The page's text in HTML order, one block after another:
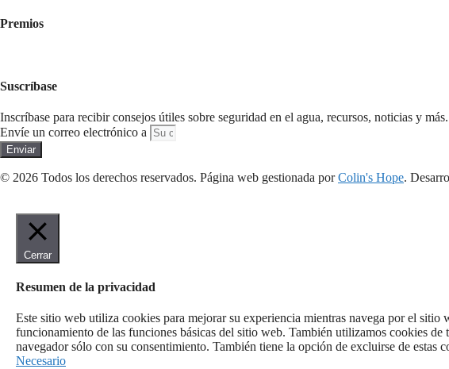
Premios
Suscríbase
Inscríbase para recibir consejos útiles sobre seguridad en el agua, recursos, noticias y más.
Envíe un correo electrónico a
Enviar
© 2026 Todos los derechos reservados​. Página web gestionada porColin's Hope.
Cerrar
Resumen de la privacidad
Este sitio web utiliza cookies para mejorar su experiencia mientras navega por el sitio
funcionamiento de las funciones básicas del sitio web. También utilizamos cookies
navegador sólo con su consentimiento. También tiene la opción de excluirse de estas
Necesario